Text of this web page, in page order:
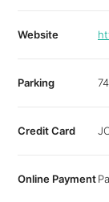
Website
Parking
Credit Card
Online Payment